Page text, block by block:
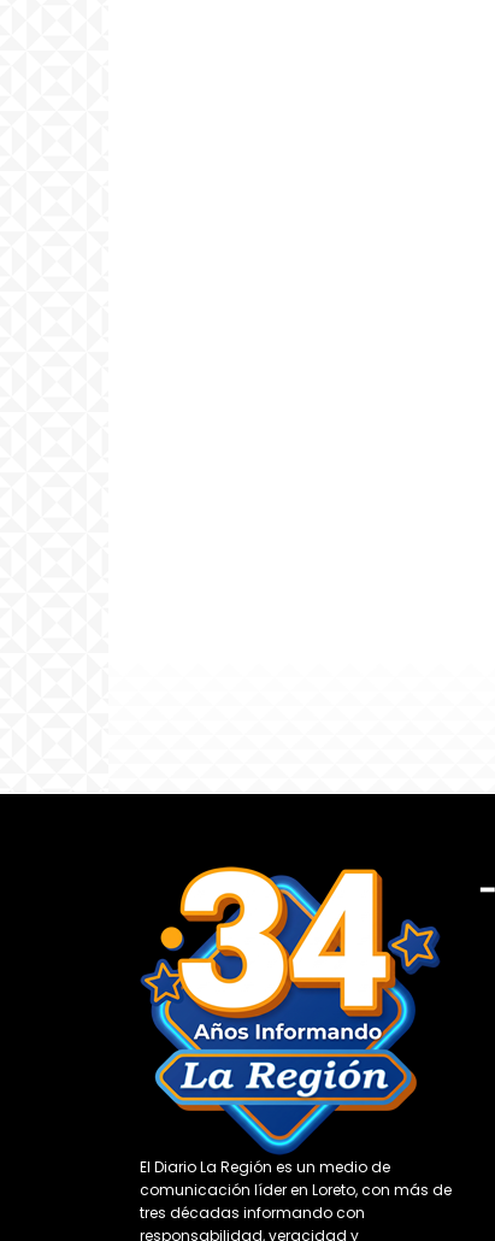
El Diario La Región es un medio de
comunicación líder en Loreto, con más de
tres décadas informando con
responsabilidad, veracidad y